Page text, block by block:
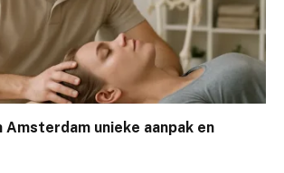
unieke aanpak en